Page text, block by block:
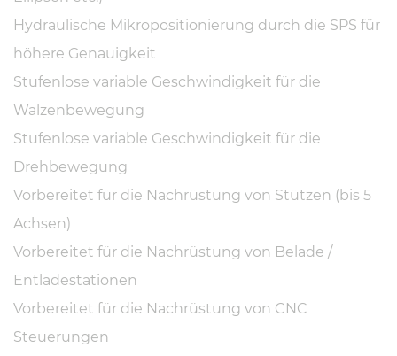
Hydraulische Mikropositionierung durch die SPS für
höhere Genauigkeit
Stufenlose variable Geschwindigkeit für die
Walzenbewegung
Stufenlose variable Geschwindigkeit für die
Drehbewegung
Vorbereitet für die Nachrüstung von Stützen (bis 5
Achsen)
Vorbereitet für die Nachrüstung von Belade /
Entladestationen
Vorbereitet für die Nachrüstung von CNC
Steuerungen